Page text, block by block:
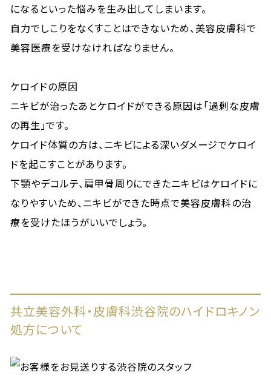
になるといった悩みを生み出してしまいます。
自力でしこりをなくすことはできないため、美容皮膚科で
美容医療を受けなければなりません。
ケロイドの原因
ニキビが治ったあとケロイドができる原因は「過剰な皮膚
の再生」です。
ケロイド体質の方は、ニキビによる深いダメージでケロイ
ドを起こすことがあります。
下顎やデコルテ、肩甲骨周りにできたニキビはケロイドに
なりやすいため、ニキビができた時点で美容皮膚科の治
療を受けたほうがいいでしょう。
共立美容外科・皮膚科渋谷院のハイドロキノン
処方について